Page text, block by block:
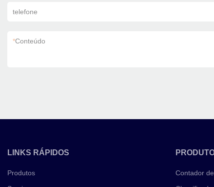
telefone
*Conteúdo
LINKS RÁPIDOS
Produtos
Contador